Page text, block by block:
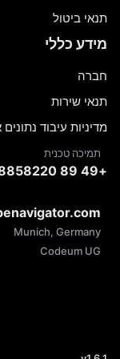
תנאי ביטול
מידע כללי
חברה
תנאי שירות
מדיניות עיבוד נתונים
תמיכה טכנית
+49 89 248858220
Munich, Germany
Codeum UG